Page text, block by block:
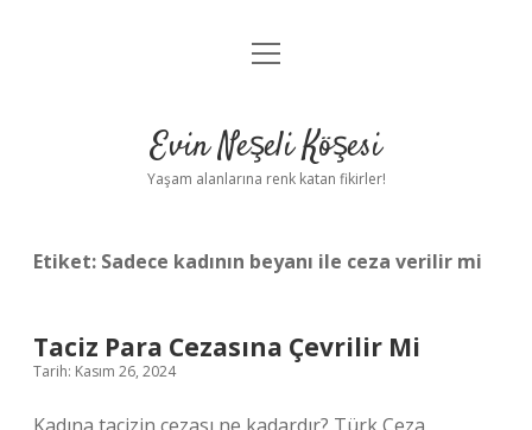
Anasayfa
Yasal Uyarı
menüyü
Evin Neşeli Köşesi
Yaşam alanlarına renk katan fikirler!
Etiket: Sadece kadının beyanı ile ceza verilir mi
Taciz Para Cezasına Çevrilir Mi
Tarih: Kasım 26, 2024